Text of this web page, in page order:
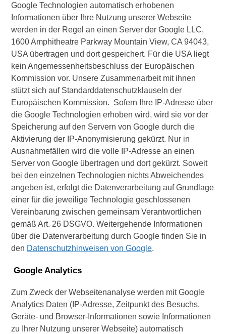
Google Technologien automatisch erhobenen
Informationen über Ihre Nutzung unserer Webseite
werden in der Regel an einen Server der Google LLC,
1600 Amphitheatre Parkway Mountain View, CA 94043,
USA übertragen und dort gespeichert. Für die USA liegt
kein Angemessenheitsbeschluss der Europäischen
Kommission vor. Unsere Zusammenarbeit mit ihnen
stützt sich auf Standarddatenschutzklauseln der
Europäischen Kommission. Sofern Ihre IP-Adresse über
die Google Technologien erhoben wird, wird sie vor der
Speicherung auf den Servern von Google durch die
Aktivierung der IP-Anonymisierung gekürzt. Nur in
Ausnahmefällen wird die volle IP-Adresse an einen
Server von Google übertragen und dort gekürzt. Soweit
bei den einzelnen Technologien nichts Abweichendes
angeben ist, erfolgt die Datenverarbeitung auf Grundlage
einer für die jeweilige Technologie geschlossenen
Vereinbarung zwischen gemeinsam Verantwortlichen
gemäß Art. 26 DSGVO. Weitergehende Informationen
über die Datenverarbeitung durch Google finden Sie in
den Datenschutzhinweisen von Google.
Google Analytics
Zum Zweck der Webseitenanalyse werden mit Google
Analytics Daten (IP-Adresse, Zeitpunkt des Besuchs,
Geräte- und Browser-Informationen sowie Informationen
zu Ihrer Nutzung unserer Webseite) automatisch